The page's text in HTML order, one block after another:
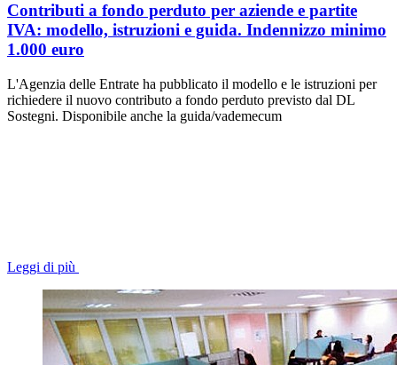
Contributi a fondo perduto per aziende e partite
IVA: modello, istruzioni e guida. Indennizzo minimo
1.000 euro
L'Agenzia delle Entrate ha pubblicato il modello e le istruzioni per
richiedere il nuovo contributo a fondo perduto previsto dal DL
Sostegni. Disponibile anche la guida/vademecum
Leggi di più